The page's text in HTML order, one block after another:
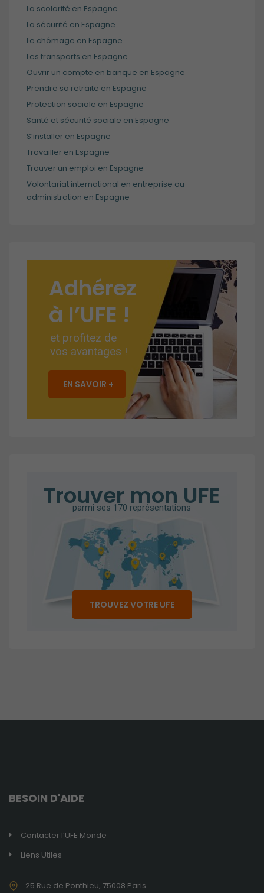
La scolarité en Espagne
La sécurité en Espagne
Le chômage en Espagne
Les transports en Espagne
Ouvrir un compte en banque en Espagne
Prendre sa retraite en Espagne
Protection sociale en Espagne
Santé et sécurité sociale en Espagne
S’installer en Espagne
Travailler en Espagne
Trouver un emploi en Espagne
Volontariat international en entreprise ou
administration en Espagne
Adhérez
à l’UFE !
et profitez de
vos avantages !
EN SAVOIR +
Trouver mon UFE
parmi ses 170 représentations
TROUVEZ VOTRE UFE
BESOIN D'AIDE
Contacter l’UFE Monde
Liens Utiles
25 Rue de Ponthieu, 75008 Paris